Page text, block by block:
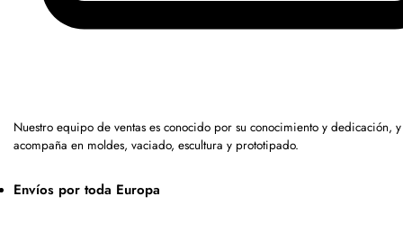
Nuestro equipo de ventas es conocido por su conocimiento y dedicación,
acompaña en moldes, vaciado, escultura y prototipado.
Envíos por toda Europa